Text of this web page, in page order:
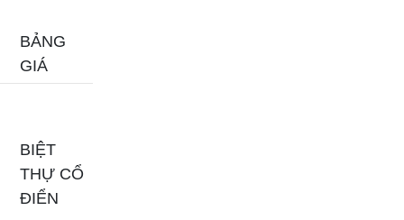
BẢNG
GIÁ
BIỆT
THỰ CỔ
ĐIỂN